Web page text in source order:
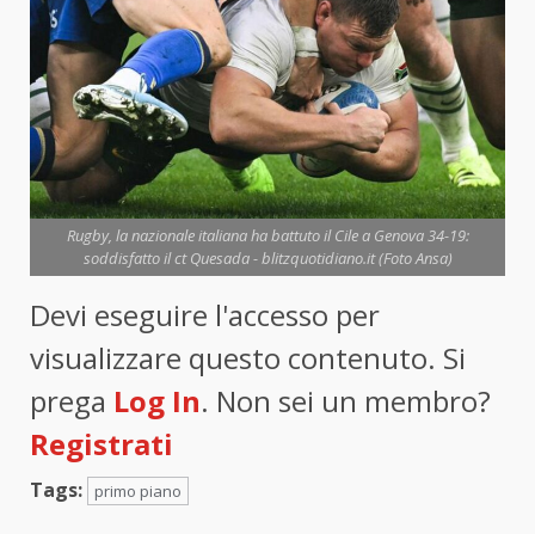
Rugby, la nazionale italiana ha battuto il Cile a Genova 34-19:
soddisfatto il ct Quesada - blitzquotidiano.it (Foto Ansa)
Devi eseguire l'accesso per
visualizzare questo contenuto. Si
prega Log In. Non sei un membro?
Registrati
Tags: primo piano